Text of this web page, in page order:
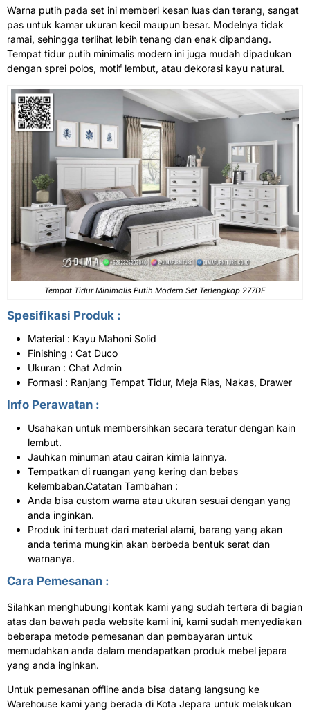
Warna putih pada set ini memberi kesan luas dan terang, sangat
pas untuk kamar ukuran kecil maupun besar. Modelnya tidak
ramai, sehingga terlihat lebih tenang dan enak dipandang.
Tempat tidur putih minimalis modern ini juga mudah dipadukan
dengan sprei polos, motif lembut, atau dekorasi kayu natural.
Tempat Tidur Minimalis Putih Modern Set Terlengkap 277DF
Spesifikasi Produk :
Material : Kayu Mahoni Solid
Finishing : Cat Duco
Ukuran : Chat Admin
Formasi : Ranjang Tempat Tidur, Meja Rias, Nakas, Drawer
Info Perawatan :
Usahakan untuk membersihkan secara teratur dengan kain
lembut.
Jauhkan minuman atau cairan kimia lainnya.
Tempatkan di ruangan yang kering dan bebas
kelembaban.Catatan Tambahan :
Anda bisa custom warna atau ukuran sesuai dengan yang
anda inginkan.
Produk ini terbuat dari material alami, barang yang akan
anda terima mungkin akan berbeda bentuk serat dan
warnanya.
Cara Pemesanan :
Silahkan menghubungi kontak kami yang sudah tertera di bagian
atas dan bawah pada website kami ini, kami sudah menyediakan
beberapa metode pemesanan dan pembayaran untuk
memudahkan anda dalam mendapatkan produk mebel jepara
yang anda inginkan.
Untuk pemesanan offline anda bisa datang langsung ke
Warehouse kami yang berada di Kota Jepara untuk melakukan